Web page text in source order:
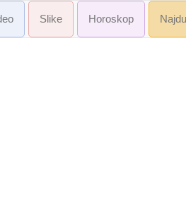
Slike Horoskop